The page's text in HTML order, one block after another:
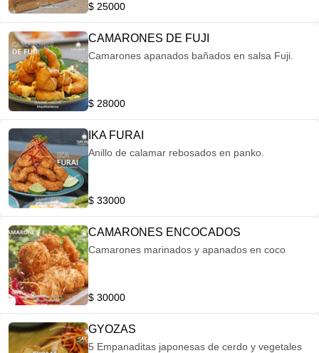
$ 25000
CAMARONES DE FUJI
Camarones apanados bañados en salsa Fuji.
$ 28000
IKA FURAI
Anillo de calamar rebosados en panko.
$ 33000
CAMARONES ENCOCADOS
Camarones marinados y apanados en coco
$ 30000
GYOZAS
5 Empanaditas japonesas de cerdo y vegetales